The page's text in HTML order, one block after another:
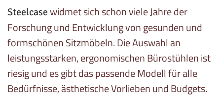
Steelcase widmet sich schon viele Jahre der
Forschung und Entwicklung von gesunden und
formschönen Sitzmöbeln. Die Auswahl an
leistungsstarken, ergonomischen Bürostühlen ist
riesig und es gibt das passende Modell für alle
Bedürfnisse, ästhetische Vorlieben und Budgets.